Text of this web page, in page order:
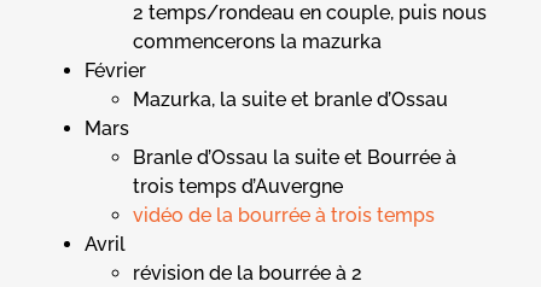
2 temps/rondeau en couple, puis nous
commencerons la mazurka
Février
Mazurka, la suite et branle d’Ossau
Mars
Branle d’Ossau la suite et Bourrée à
trois temps d’Auvergne
vidéo de la bourrée à trois temps
Avril
révision de la bourrée à 2